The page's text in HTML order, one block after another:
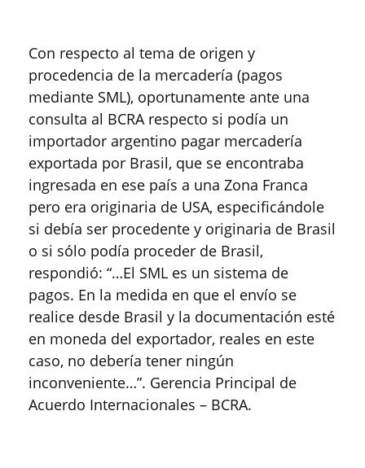
Con respecto al tema de origen y
procedencia de la mercadería (pagos
mediante SML), oportunamente ante una
consulta al BCRA respecto si podía un
importador argentino pagar mercadería
exportada por Brasil, que se encontraba
ingresada en ese país a una Zona Franca
pero era originaria de USA, especificándole
si debía ser procedente y originaria de Brasil
o si sólo podía proceder de Brasil,
respondió: “…El SML es un sistema de
pagos. En la medida en que el envío se
realice desde Brasil y la documentación esté
en moneda del exportador, reales en este
caso, no debería tener ningún
inconveniente…”. Gerencia Principal de
Acuerdo Internacionales – BCRA.